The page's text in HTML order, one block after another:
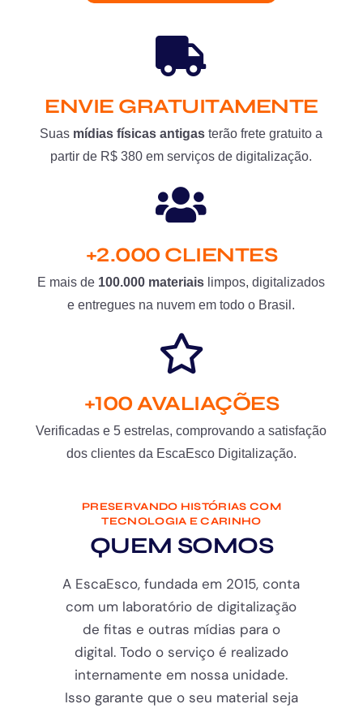
ENVIE GRATUITAMENTE
Suas mídias físicas antigas terão frete gratuito a
partir de R$ 380 em serviços de digitalização.
+2.000 CLIENTES
E mais de 100.000 materiais limpos, digitalizados
e entregues na nuvem em todo o Brasil.
+100 AVALIAÇÕES
Verificadas e 5 estrelas, comprovando a satisfação
dos clientes da EscaEsco Digitalização.
PRESERVANDO HISTÓRIAS COM
TECNOLOGIA E CARINHO
QUEM SOMOS
A EscaEsco, fundada em 2015, conta
com um laboratório de digitalização
de fitas e outras mídias para o
digital. Todo o serviço é realizado
internamente em nossa unidade.
Isso garante que o seu material seja